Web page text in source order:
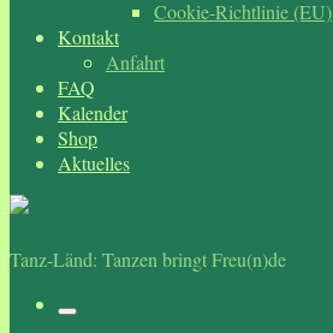
Cookie-Richtlinie (EU)
Kontakt
Anfahrt
FAQ
Kalender
Shop
Aktuelles
Tanz-Länd: Tanzen bringt Freu(n)de
Menü